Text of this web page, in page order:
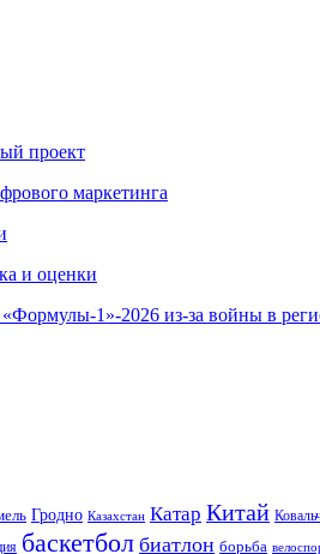
проект
маркетинга
и оценки
1»-2026 из-за войны в
Гродно Казахстан Катар Китай
баскетбол биатлон борьба